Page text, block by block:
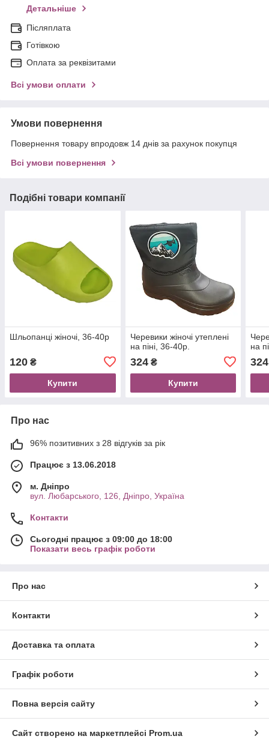
Детальніше
Післяплата
Готівкою
Оплата за реквізитами
Всі умови оплати
Умови повернення
Повернення товару впродовж 14 днів за рахунок покупця
Всі умови повернення
Подібні товари компанії
Шльопанці жіночі, 36-40р
120 ₴
Купити
Черевики жіночі утеплені
на піні, 36-40р.
324₴
Купити
на
324
Про нас
96% позитивних з 28 відгуків за рік
Працює з 13.06.2018
м. Дніпро
вул. Любарського, 126, Дніпро, Україна
Контакти
Сьогодні працює з 09:00 до 18:00
Показати весь графік роботи
Про нас
Контакти
Доставка та оплата
Графік роботи
Повна версія сайту
Сайт створено на маркетплейсі Prom.ua